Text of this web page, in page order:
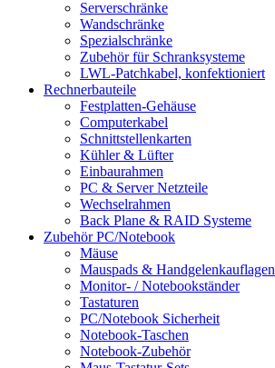
Serverschränke
Wandschränke
Spezialschränke
Zubehör für Schranksysteme
LWL-Patchkabel, konfektioniert
Rechnerbauteile
Festplatten-Gehäuse
Computerkabel
Schnittstellenkarten
Kühler & Lüfter
Einbaurahmen
PC & Server Netzteile
Wechselrahmen
Back Plane & RAID Systeme
Zubehör PC/Notebook
Mäuse
Mauspads & Handgelenkauflagen
Monitor- / Notebookständer
Tastaturen
PC/Notebook Sicherheit
Notebook-Taschen
Notebook-Zubehör